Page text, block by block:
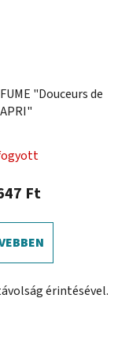
"Douceurs de
termék
átlagos
5-
ből
csillag.
Ft
érintésével.